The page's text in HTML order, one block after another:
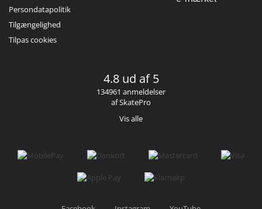
Persondatapolitik
Tilgængelighed
Tilpas cookies
4.8 ud af 5
134961 anmeldelser
af SkatePro
Vis alle